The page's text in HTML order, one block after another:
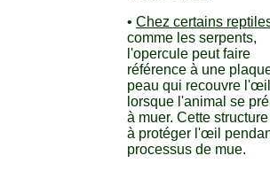
• Chez certains
comme les serpents,
l'opercule peut faire
référence à une
peau qui recouvre l'œil
lorsque l'animal se
à muer. Cette
à protéger l'œil
processus de mue.